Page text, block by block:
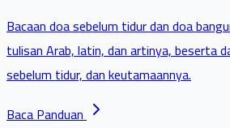
Bacaan doa sebelum tidur dan doa
tulisan Arab, latin, dan artinya, beserta
sebelum tidur, dan keutamaannya.
Baca Panduan